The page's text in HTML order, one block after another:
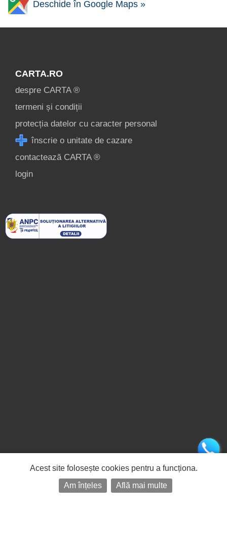
Deschide în Google Maps »
CARTA.RO
despre CARTA ®
termeni și condiții
protecția datelor cu caracter personal
înscrie o unitate de cazare
contactează CARTA ®
login
Acest site folosește cookies pentru a funcționa.
Am înțeles
Află mai multe